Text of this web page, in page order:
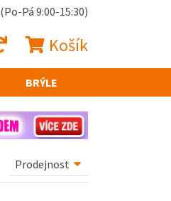
(Po-Pá 9:00-15:30)
Košík
BRÝLE